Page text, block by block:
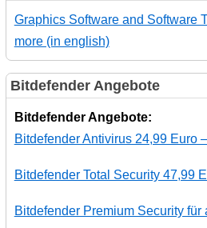
Graphics Software and Software
more (in english)
Bitdefender Angebote
Bitdefender Angebote:
Bitdefender Antivirus 24,99 Euro
Bitdefender Total Security 47,99
Bitdefender Premium Security